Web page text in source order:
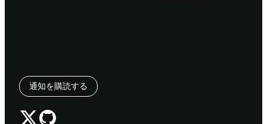
通知を購読する